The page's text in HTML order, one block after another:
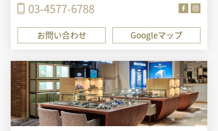
03-4577-6788
お問い合わせ Googleマップ